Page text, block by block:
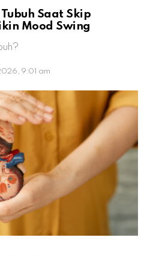
Saat Skip
Mood Swing
9:01 am